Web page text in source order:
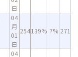
日
04
月
01
日
254139% 7% 271
04